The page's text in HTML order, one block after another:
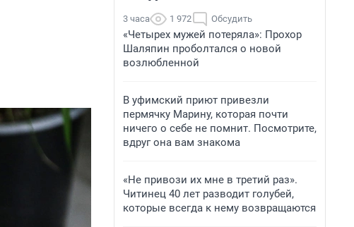
3 часа 1 972 Обсудить
«Четырех мужей потеряла»: Прохор
Шаляпин проболтался о новой
возлюбленной
В уфимский приют привезли
пермячку Марину, которая почти
ничего о себе не помнит. Посмотрите,
вдруг она вам знакома
«Не привози их мне в третий раз».
Читинец 40 лет разводит голубей,
которые всегда к нему возвращаются